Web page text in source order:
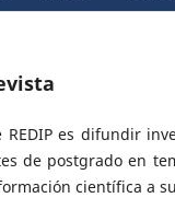
REDIP es difundir
de postgrado en
científica a